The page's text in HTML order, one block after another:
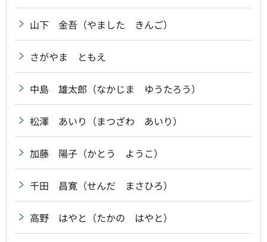
山下 金吾（やました きんご）
さがやま ともえ
中島 雄太郎（なかじま ゆうたろう）
松澤 あいり（まつざわ あいり）
加藤 陽子（かとう ようこ）
千田 昌寛（せんだ まさひろ）
高野 はやと（たかの はやと）